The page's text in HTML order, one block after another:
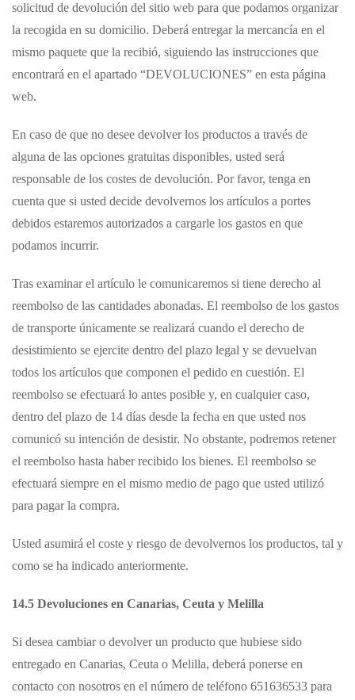
solicitud de devolución del sitio web para que podamos organizar
la recogida en su domicilio. Deberá entregar la mercancía en el
mismo paquete que la recibió, siguiendo las instrucciones que
encontrará en el apartado “DEVOLUCIONES” en esta página
web.
En caso de que no desee devolver los productos a través de
alguna de las opciones gratuitas disponibles, usted será
responsable de los costes de devolución. Por favor, tenga en
cuenta que si usted decide devolvernos los artículos a portes
debidos estaremos autorizados a cargarle los gastos en que
podamos incurrir.
Tras examinar el artículo le comunicaremos si tiene derecho al
reembolso de las cantidades abonadas. El reembolso de los gastos
de transporte únicamente se realizará cuando el derecho de
desistimiento se ejercite dentro del plazo legal y se devuelvan
todos los artículos que componen el pedido en cuestión. El
reembolso se efectuará lo antes posible y, en cualquier caso,
dentro del plazo de 14 días desde la fecha en que usted nos
comunicó su intención de desistir. No obstante, podremos retener
el reembolso hasta haber recibido los bienes. El reembolso se
efectuará siempre en el mismo medio de pago que usted utilizó
para pagar la compra.
Usted asumirá el coste y riesgo de devolvernos los productos, tal y
como se ha indicado anteriormente.
14.5 Devoluciones en Canarias, Ceuta y Melilla
Si desea cambiar o devolver un producto que hubiese sido
entregado en Canarias, Ceuta o Melilla, deberá ponerse en
contacto con nosotros en el número de teléfono 651636533 para